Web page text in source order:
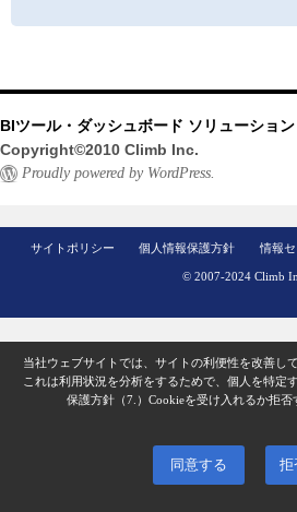
BIツール・ダッシュボード ソリューショ
Copyright©2010 Climb Inc.
Proudly powered by WordPress.
サイトポリシー 個人情報保護方針 情報
© 2007-2024 Climb
当社ウェブサイトでは、サイトの利便性を改善し
これは利用状況を分析をするためで、個人を特定
保護方針（7.） Cookieを受け入れるか拒
同意する 拒